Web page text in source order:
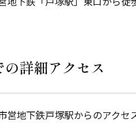
の詳細アクセス
営地下鉄戸塚駅からのアクセ